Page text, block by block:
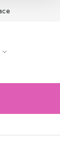
údajů